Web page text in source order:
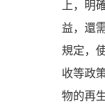
上，明
益，還
規定，
收等政
物的再